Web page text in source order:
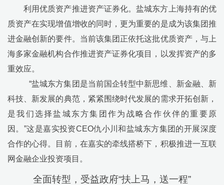
利用优质资产推进资产证券化。盐城东方上海持有的优
质资产在实现增值增收的同时，更为重要的是成为该集团推
进金融创新的要件。当前该集团正依托这批优质资产，与上
海多家金融机构合作推进资产证券化项目，以发挥资产的多
重效应。
“盐城东方集团是当前国企转型中新思维、新金融、新
科技、新发展的典范，紧紧围绕时代发展的需求开拓创新，
是我们选择盐城东方集团作为战略合作伙伴的重要原
因。 ”这是嘉实投资CEO仇小川和盐城东方集团的开展深度
合作的心得。目前，在嘉实的牵线搭桥下，积极推进一互联
网金融企业投资项目。
全面转型，受益政府“扶上马，送一程”